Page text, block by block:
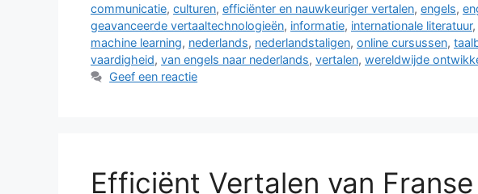
communicatie, culturen, efficiënter en nauwkeuriger vertalen, engels,
geavanceerde vertaaltechnologieën, informatie, internationale literatuur,
machine learning, nederlands, nederlandstaligen, online cursussen,
vaardigheid, van engels naar nederlands, vertalen, wereldwijde
Geef een reactie
Efficiënt Vertalen van